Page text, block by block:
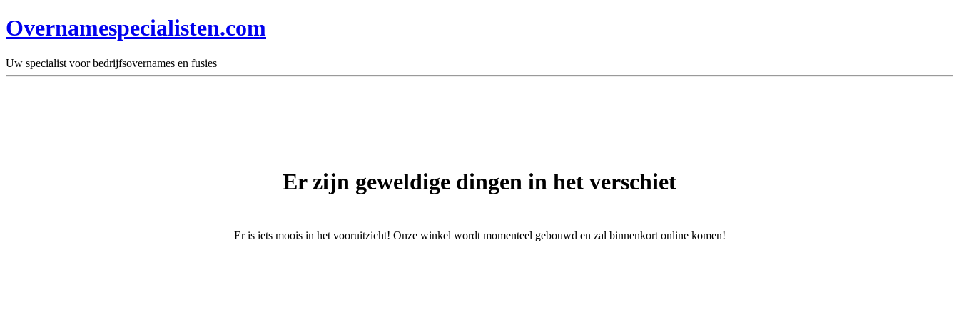
Overnamespecialisten.com
Uw specialist voor bedrijfsovernames en fusies
Er zijn geweldige dingen in het verschiet
Er is iets moois in het vooruitzicht! Onze winkel wordt momenteel gebouwd en zal binnenkort online komen!